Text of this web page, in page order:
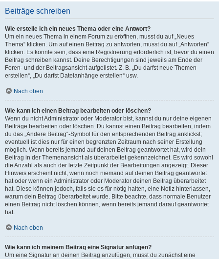
Beiträge schreiben
Wie erstelle ich ein neues Thema oder eine Antwort?
Um ein neues Thema in einem Forum zu eröffnen, musst du auf „Neues
Thema“ klicken. Um auf einen Beitrag zu antworten, musst du auf „Antworten“
klicken. Es könnte sein, dass eine Registrierung erforderlich ist, bevor du einen
Beitrag schreiben kannst. Deine Berechtigungen sind jeweils am Ende der
Foren- und der Beitragsansicht aufgelistet. Z. B. „Du darfst neue Themen
erstellen“, „Du darfst Dateianhänge erstellen“ usw.
Nach oben
Wie kann ich einen Beitrag bearbeiten oder löschen?
Wenn du nicht Administrator oder Moderator bist, kannst du nur deine eigenen
Beiträge bearbeiten oder löschen. Du kannst einen Beitrag bearbeiten, indem
du das „Ändere Beitrag“-Symbol für den entsprechenden Beitrag anklickst;
eventuell ist dies nur für einen begrenzten Zeitraum nach seiner Erstellung
möglich. Wenn bereits jemand auf deinen Beitrag geantwortet hat, wird dein
Beitrag in der Themenansicht als überarbeitet gekennzeichnet. Es wird sowohl
die Anzahl als auch der letzte Zeitpunkt der Bearbeitungen angezeigt. Dieser
Hinweis erscheint nicht, wenn noch niemand auf deinen Beitrag geantwortet
hat oder wenn ein Administrator oder Moderator deinen Beitrag überarbeitet
hat. Diese können jedoch, falls sie es für nötig halten, eine Notiz hinterlassen,
warum dein Beitrag überarbeitet wurde. Bitte beachte, dass normale Benutzer
einen Beitrag nicht löschen können, wenn bereits jemand darauf geantwortet
hat.
Nach oben
Wie kann ich meinem Beitrag eine Signatur anfügen?
Um eine Signatur an deinen Beitrag anzufügen, musst du zunächst eine